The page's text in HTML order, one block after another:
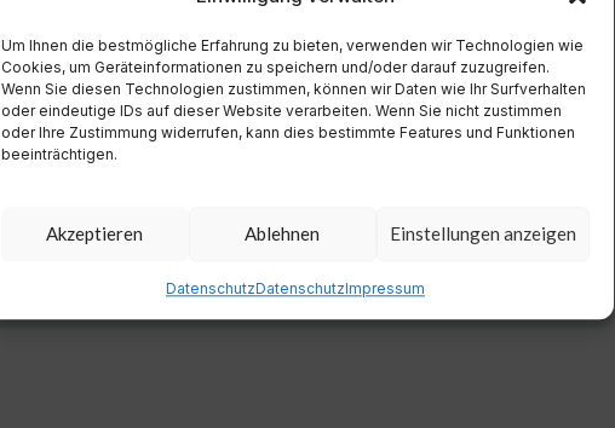
Um Ihnen die bestmögliche Erfahrung zu bieten, verwenden wir Technologien wie
Cookies, um Geräteinformationen zu speichern und/oder darauf zuzugreifen.
Wenn Sie diesen Technologien zustimmen, können wir Daten wie Ihr Surfverhalten
oder eindeutige IDs auf dieser Website verarbeiten. Wenn Sie nicht zustimmen
oder Ihre Zustimmung widerrufen, kann dies bestimmte Features und Funktionen
beeinträchtigen.
Akzeptieren Ablehnen Einstellungen anzeigen
DatenschutzDatenschutzImpressum